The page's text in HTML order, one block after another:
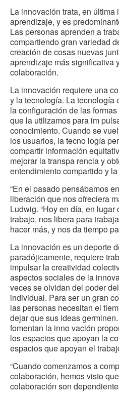
La innovación trata, en última
aprendizaje, y es
Las personas aprenden a
compartiendo gran variedad
creación de cosas nuevas
aprendizaje más significativa
colaboración.
La innovación requiere una
y la tecnología. La tecnología
la configuración de las
que la utilizamos para im
conocimiento. Cuando se
los usuarios, la tecno logía
compartir información
mejorar la transpa rencia y
entendimiento compartido y
“En el pasado pensábamos
liberación que nos ofreciera
Ludwig. “Hoy en día, en
trabajo, nos libera para
hacer más, y nos da tiempo
La innovación es un deporte
paradójicamente, requiere
impulsar la creatividad
aspectos sociales de la
veces se olvidan del poder
individual. Para ser un gran
las personas necesitan el
dejar que sus ideas
fomentan la inno vación
los espacios que apoyan la
espacios que apoyan el
“Cuando comenzamos a
colaboración, hemos visto
colaboración son